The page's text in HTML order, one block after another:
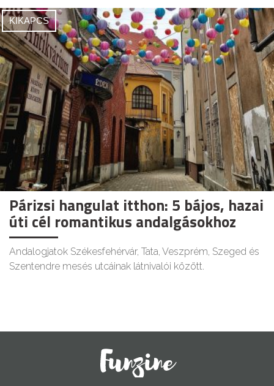
KIKAPCS
Párizsi hangulat itthon: 5 bájos, hazai
úti cél romantikus andalgásokhoz
Andalogjatok Székesfehérvár, Tata, Veszprém, Szeged és
Szentendre mesés utcáinak látnivalói között.